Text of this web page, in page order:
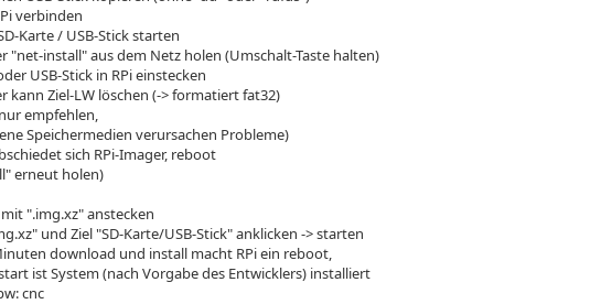
verbinden
Karte / USB-Stick starten
"net-install" aus dem Netz holen (Umschalt-Taste halten)
USB-Stick in RPi einstecken
kann Ziel-LW löschen (-> formatiert fat32)
empfehlen,
Speichermedien verursachen Probleme)
sich RPi-Imager, reboot
erneut holen)
mit ".img.xz" anstecken
und Ziel "SD-Karte/USB-Stick" anklicken -> starten
download und install macht RPi ein reboot,
ist System (nach Vorgabe des Entwicklers) installiert
cnc